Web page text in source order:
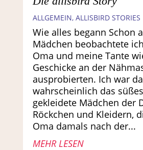
ALLGEMEIN, ALLISBIRD STORIES
Wie alles begann Schon
Mädchen beobachtete
Oma und meine Tante
Geschicke an der
ausprobierten. Ich war
wahrscheinlich das
gekleidete Mädchen der
Röckchen und Kleidern,
Oma damals nach der...
MEHR LESEN